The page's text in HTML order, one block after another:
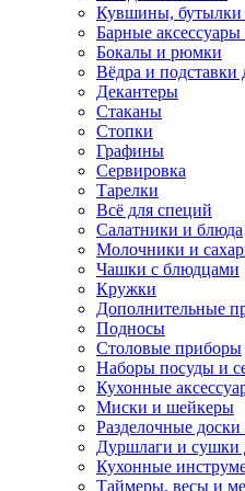
Кувшины, бутылки
Барные
Бокалы и рюмки
Вёдра и подставки
Декантеры
Стаканы
Стопки
Графины
Сервировка
Тарелки
Всё для специй
Салатники и блюда
Молочники и
Чашки с блюдцами
Кружки
Дополнительные
Подносы
Столовые приборы
Наборы посуды и
Кухонные
Миски и шейкеры
Разделочные
Дуршлаги и сушки
Кухонные
Таймеры, весы и